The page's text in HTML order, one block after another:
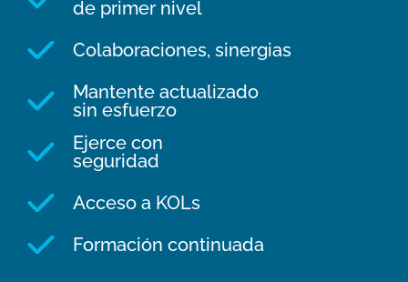
de primer nivel
Colaboraciones, sinergias
Mantente actualizado
sin esfuerzo
Ejerce con
seguridad
Acceso a KOLs
Formación continuada